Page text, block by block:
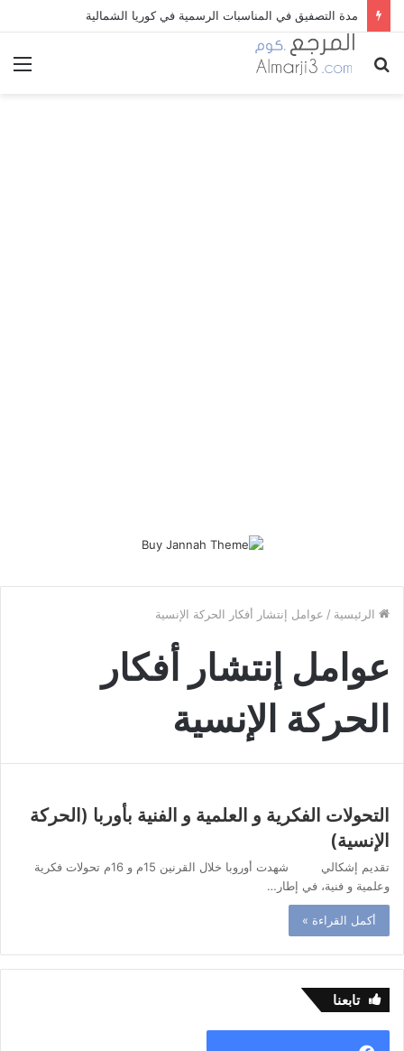
مدة التصفيق في المناسبات الرسمية في كوريا الشمالية
بحث
الرئيسية / عوامل إنتشار أفكار الحركة الإنسية
عوامل إنتشار أفكار
الحركة الإنسية
التحولات الفكرية و العلمية و الفنية بأوربا (الحركة
الإنسية)
تقديم إشكالي شهدت أوروبا خلال القرنين 15م و 16م تحولات فكرية
وعلمية و فنية، في إطار…
أكمل القراءة »
تابعنا